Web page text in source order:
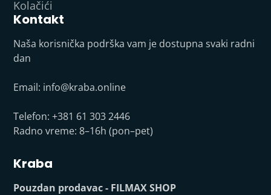
Kolačići
Kontakt
Naša korisnička podrška vam je dostupna svaki radni
dan
Email: info@kraba.online
Telefon: +381 61 303 2446
Radno vreme: 8–16h (pon–pet)
Kraba
Pouzdan prodavac - FILMAX SHOP